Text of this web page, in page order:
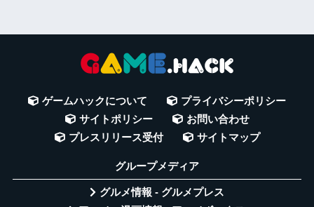
ゲームハックについて
プライバシーポリシー
サイトポリシー
お問い合わせ
プレスリリース受付
サイトマップ
グループメディア
グルメ情報 - グルメプレス